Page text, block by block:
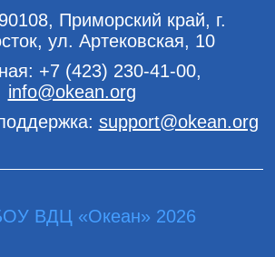
Приморский край, г.
ул. Артековская, 10
+7 (423) 230-41-00,
info@okean.org
support@okean.org
ВДЦ «Океан» 2026